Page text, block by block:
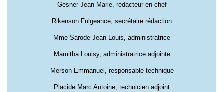
Gesner Jean Marie, rédacteur en chef
Rikenson Fulgeance, secrétaire rédaction
Mme Sarode Jean Louis, administratrice
Mamitha Louisy, administratrice adjointe
Merson Emmanuel, responsable technique
Placide Marc Antoine, technicien adjoint